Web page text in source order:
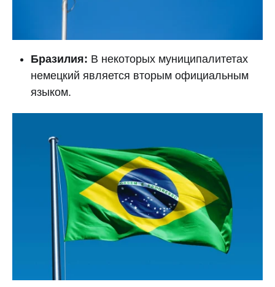
Бразилия: В некоторых муниципалитетах
немецкий является вторым официальным
языком.